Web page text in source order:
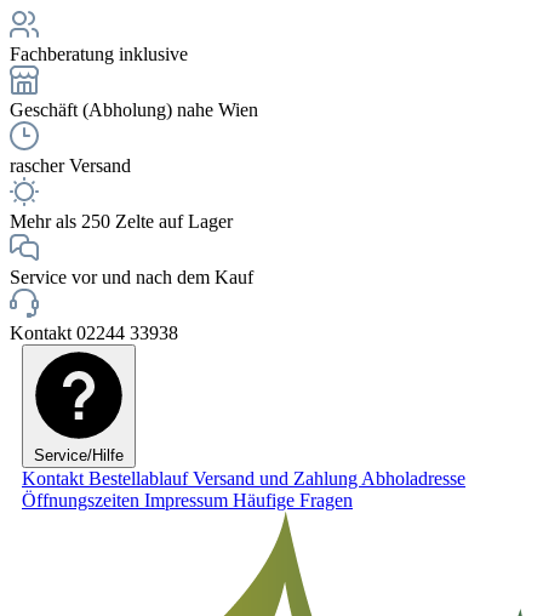
Fachberatung inklusive
Geschäft (Abholung) nahe Wien
rascher Versand
Mehr als 250 Zelte auf Lager
Service vor und nach dem Kauf
Kontakt 02244 33938
Service/Hilfe
Kontakt BestellablaufVersand und Zahlung Abholadresse
Öffnungszeiten Impressum Häufige Fragen